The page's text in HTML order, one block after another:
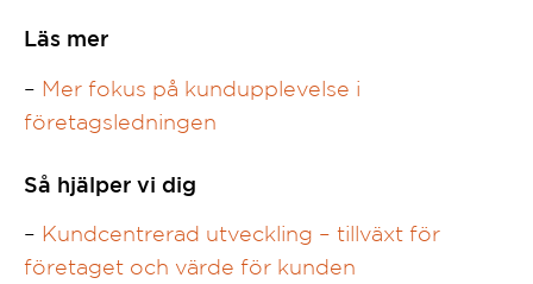
Läs mer
– Mer fokus på kundupplevelse i
företagsledningen
Så hjälper vi dig
– Kundcentrerad utveckling – tillväxt för
företaget och värde för kunden